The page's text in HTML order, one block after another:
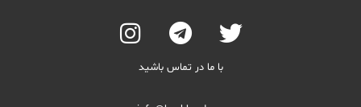
با ما در تماس باشید